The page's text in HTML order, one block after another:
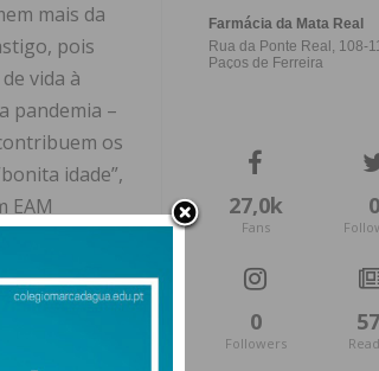
mais da
pois
vida à
pandemia –
os
idade”,
EAM
do
A rapidez da
pode
27,0k
Fans
0
0
Followers